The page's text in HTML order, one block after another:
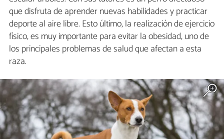
que disfruta de aprender nuevas habilidades y practicar
deporte al aire libre. Esto último, la realización de ejercicio
físico, es muy importante para evitar la obesidad, uno de
los principales problemas de salud que afectan a esta
raza.